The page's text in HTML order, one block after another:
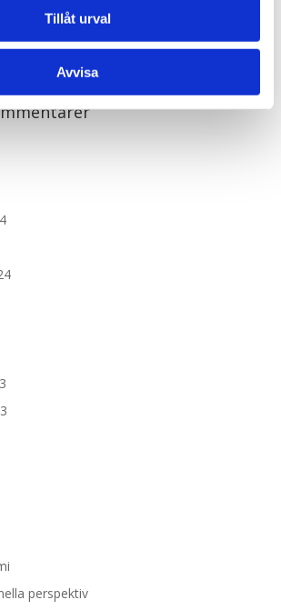
Tillåt urval
Avvisa
det att komma in i sin stomirutin efter
perspektiv